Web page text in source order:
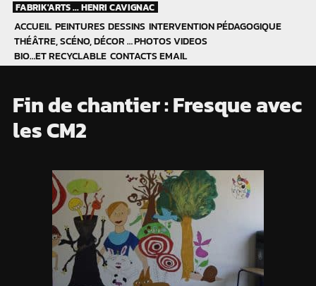
Skip
content
FABRIK'ARTS ... HENRI CAVIGNAC
ACCUEIL PEINTURES DESSINS INTERVENTION PÉDAGOGIQUE
THÉÂTRE, SCÉNO, DÉCOR …PHOTOSVIDEOS
BIO…ET RECYCLABLE CONTACTS EMAIL
Fin de chantier : Fresque avec
les CM2